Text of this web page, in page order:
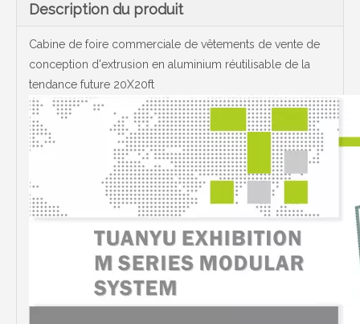
Description du produit
Cabine de foire commerciale de vêtements de vente de
conception d'extrusion en aluminium réutilisable de la
tendance future 20X20ft